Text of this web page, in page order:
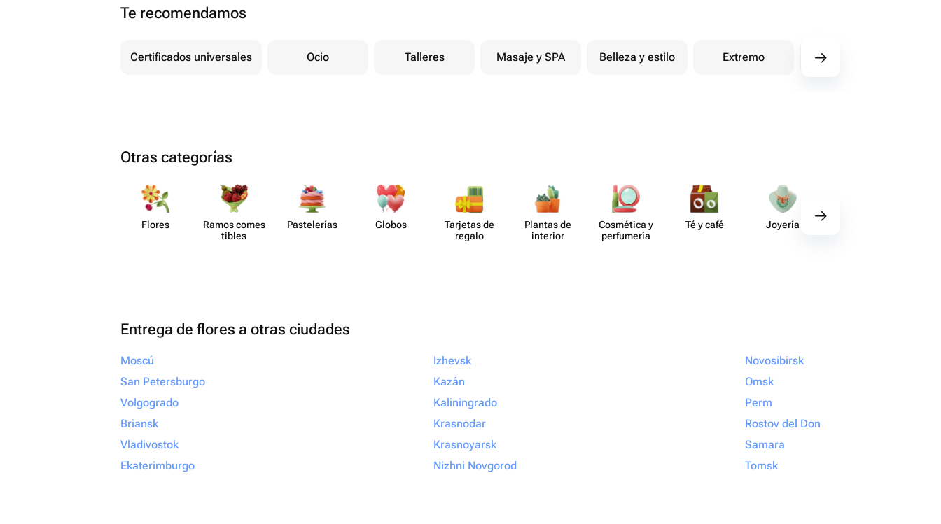
Te recomendamos
Certificados universales Ocio Talleres Masaje y SPA Belleza y estilo Extremo
Otras categorías
Flores
Ramos comes​
tibles
Paste​lerías Globos
Tarjetas de
regalo
Plantas de
interior
Cosmética y
perf​umería
Té y café Joyería
Entrega de flores a otras ciudades
Moscú
San Petersburgo
Volgogrado
Briansk
Vladivostok
Ekaterimburgo
Izhevsk
Kazán
Kaliningrado
Krasnodar
Krasnoyarsk
Nizhni Novgorod
Novosibirsk
Omsk
Perm
Rostov del Don
Samara
Tomsk